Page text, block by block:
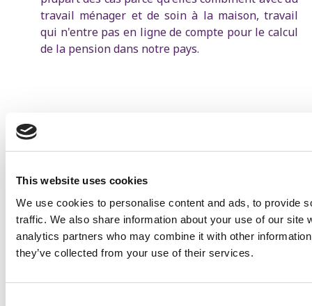
This website uses cookies
We use cookies to personalise content and ads, to provide
traffic. We also share information about your use of our site
analytics partners who may combine it with other
they’ve collected from your use of their services.
travail ménager et de soin à la maison, travail
qui n'entre pas en ligne de compte pour le calcul
de la pension dans notre pays.
la Chambre. Consultable à l'adresse suivante :
U0731/fragment/
Qj4YaHVeTAQFTgnR5jNHiUwqtENwGVn6_xuxBI?
offset=7046